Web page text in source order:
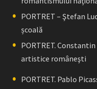
PORTRET – Ştefan
școală
PORTRET.
artistice româneşti
PORTRET. Pablo